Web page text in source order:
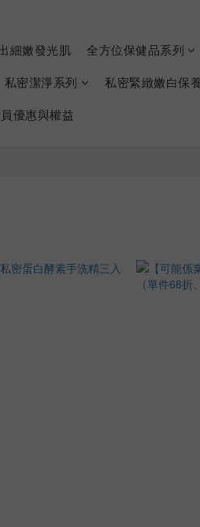
細嫩發光肌 全方位保健品系列
私密潔淨系列 私密緊緻嫩白保
優惠與權益